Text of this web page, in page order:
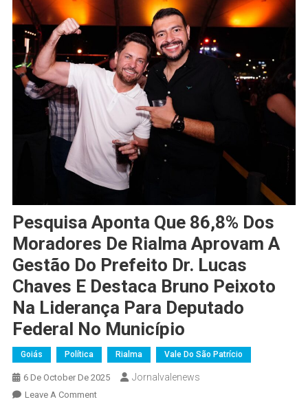
Pesquisa Aponta Que 86,8% Dos
Moradores De Rialma Aprovam A
Gestão Do Prefeito Dr. Lucas
Chaves E Destaca Bruno Peixoto
Na Liderança Para Deputado
Federal No Município
Goiás Política Rialma Vale Do São Patrício
6 De October De 2025 Jornalvalenews
Leave A CommentOn